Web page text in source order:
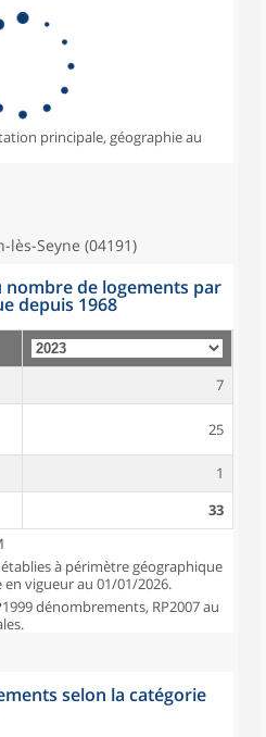
principale, géographie au
Seyne (04191)
nombre de logements par
depuis 1968
7
25
1
33
à périmètre géographique
vigueur au 01/01/2026.
dénombrements, RP2007 au
selon la catégorie